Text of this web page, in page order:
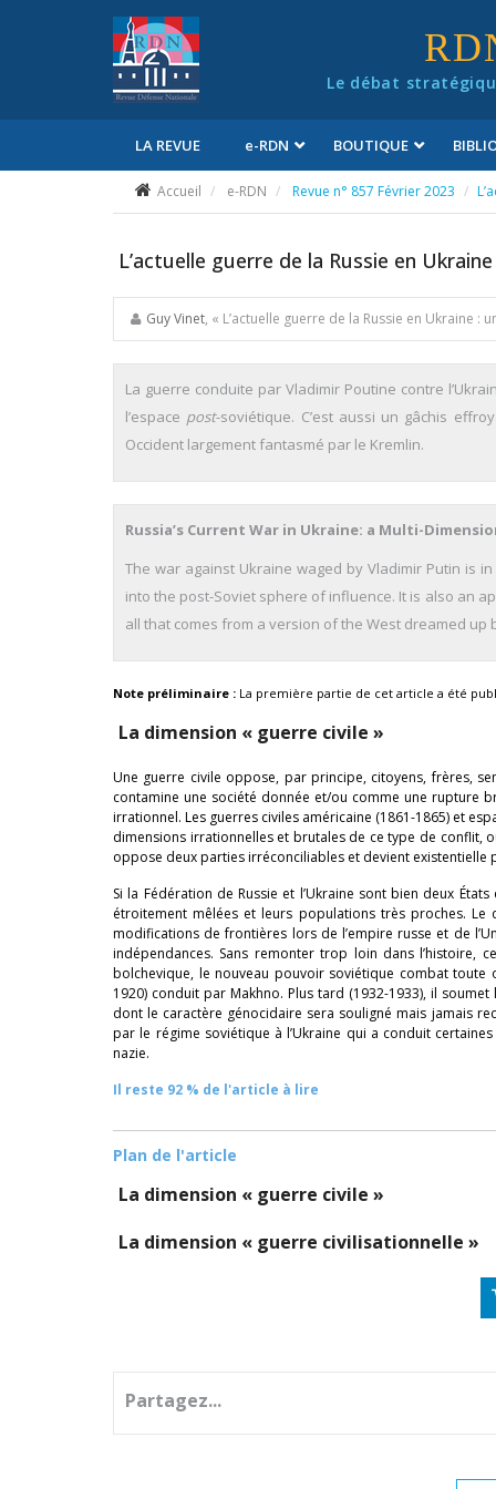
Le débat
LA REVUE e-RDN BOUTIQUE
Accueil e-RDN Revue n° 857 Février 2023
L’actuelle guerre de la Russie en
Guy Vinet, « L’actuelle guerre de la Russie en Ukraine
La guerre conduite par Vladimir Poutine contre
l’espace post-soviétique. C’est aussi un gâchis
Occident largement fantasmé par le Kremlin.
Russia’s Current War in Ukraine: a Multi-
The war against Ukraine waged by Vladimir Putin is
into the post-Soviet sphere of influence. It is also an
all that comes from a version of the West dreamed up
Note préliminaire : La première partie de cet article a été
La dimension « guerre civile »
Une guerre civile oppose, par principe, citoyens, frères,
contamine une société donnée et/ou comme une rupture
irrationnel. Les guerres civiles américaine (1861-1865) et
dimensions irrationnelles et brutales de ce type de conflit,
oppose deux parties irréconciliables et devient existentielle
Si la Fédération de Russie et l’Ukraine sont bien deux
étroitement mêlées et leurs populations très proches.
modifications de frontières lors de l’empire russe et de
indépendances. Sans remonter trop loin dans l’histoire,
bolchevique, le nouveau pouvoir soviétique combat
1920) conduit par Makhno. Plus tard (1932-1933), il
dont le caractère génocidaire sera souligné mais jamais
par le régime soviétique à l’Ukraine qui a conduit
nazie.
Il reste 92 % de l'article à lire
Plan de l'article
La dimension « guerre civile »
La dimension « guerre civilisationnelle »
Partagez...